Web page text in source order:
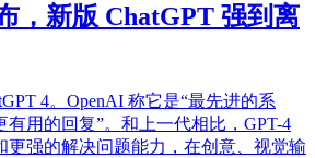
，新版 ChatGPT 强到离
4。OpenAI 称它是“最先进的系
用的回复”。和上一代相比，GPT-4
更强的解决问题能力，在创意、视觉输